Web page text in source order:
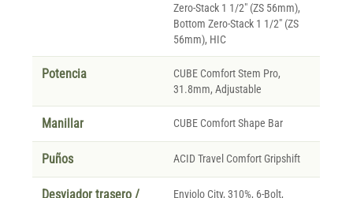
Zero-Stack 1 1/2" (ZS 56mm),
Bottom Zero-Stack 1 1/2" (ZS
56mm), HIC
Potencia
CUBE Comfort Stem Pro,
31.8mm, Adjustable
Manillar CUBE Comfort Shape Bar
Puños ACID Travel Comfort Gripshift
Desviador trasero /
Enviolo City, 310%, 6-Bolt,